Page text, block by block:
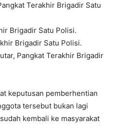
Terakhir Brigadir Satu
Brigadir Satu Polisi.
Brigadir Satu Polisi.
Pangkat Terakhir Brigadir
keputusan pemberhentian
tersebut bukan lagi
kembali ke masyarakat